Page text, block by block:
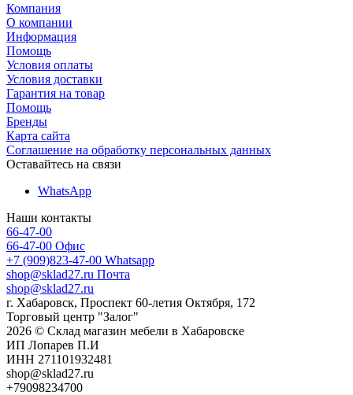
Компания
О компании
Информация
Помощь
Условия оплаты
Условия доставки
Гарантия на товар
Помощь
Бренды
Карта сайта
Соглашение на обработку персональных данных
Оставайтесь на связи
WhatsApp
Наши контакты
66-47-00
66-47-00 Офис
+7 (909)823-47-00 Whatsapp
shop@sklad27.ru Почта
shop@sklad27.ru
г. Хабаровск, Проспект 60-летия Октября, 172
Торговый центр "Залог"
2026 © Склад магазин мебели в Хабаровске
ИП Лопарев П.И
ИНН 271101932481
shop@sklad27.ru
+79098234700